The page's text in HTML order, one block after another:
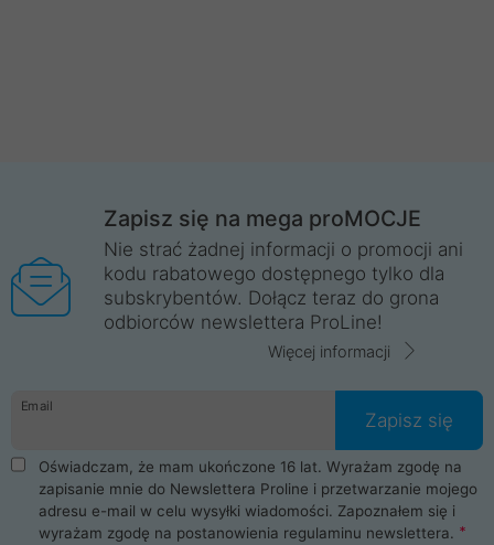
Zapisz się na mega proMOCJE
Nie strać żadnej informacji o promocji ani
kodu rabatowego dostępnego tylko dla
subskrybentów. Dołącz teraz do grona
odbiorców newslettera ProLine!
Więcej informacji
Email
Zapisz się
Oświadczam, że mam ukończone 16 lat. Wyrażam zgodę na
zapisanie mnie do Newslettera Proline i przetwarzanie mojego
adresu e-mail w celu wysyłki wiadomości. Zapoznałem się i
wyrażam zgodę na postanowienia regulaminu newslettera.